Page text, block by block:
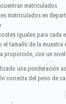
matriculados
matriculados en
iguales para cada
el tamaño de la
proporción, con un
una ponderación
correcta del peso de